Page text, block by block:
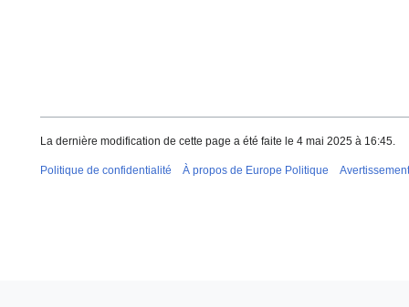
La dernière modification de cette page a été faite le 4 mai 2025 à 16:45.
Politique de confidentialité À propos de Europe Politique